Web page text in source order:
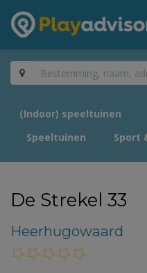
(Indoor) speeltuinen
Speeltuinen
Sport
De Strekel 33
Heerhugowaard